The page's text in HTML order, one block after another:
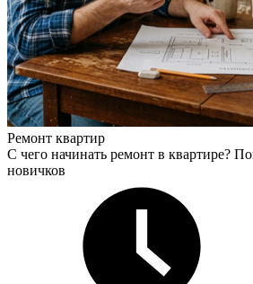
Ремонт квартир
С чего начинать ремонт в квартире?
новичков